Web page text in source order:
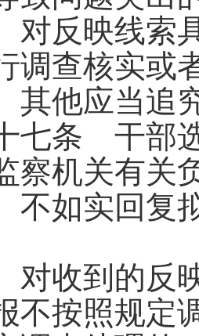
反映线索具
调查核实或
他应当追
条 干部选
察机关有关
如实回复拟
收到的反映
不按照规定